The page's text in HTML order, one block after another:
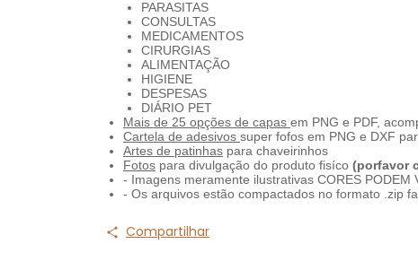
PARASITAS
CONSULTAS
MEDICAMENTOS
CIRURGIAS
ALIMENTAÇÃO
HIGIENE
DESPESAS
DIÁRIO PET
Mais de 25 opções de capas em PNG e PDF,
Cartela de adesivos super fofos em PNG e DXF
Artes de patinhas para chaveirinhos
Fotos para divulgação do produto fisíco (porfavor
- Imagens meramente ilustrativas CORES PODEM
- Os arquivos estão compactados no formato .zip
Compartilhar